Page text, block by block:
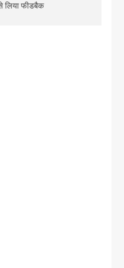
लिया फीडबैक